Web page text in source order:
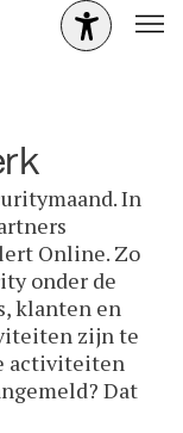
In
Online. Zo
onder de
klanten en
zijn te
activiteiten
Dat